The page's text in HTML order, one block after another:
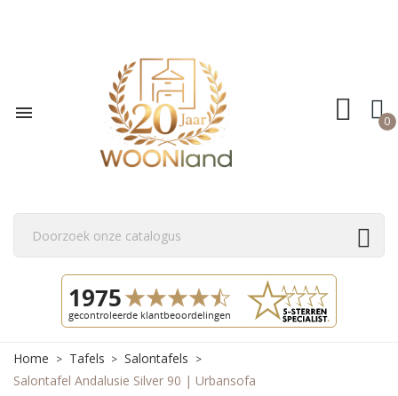
 0
Home Tafels
Salontafels
Salontafel Andalusie Silver 90 | Urbansofa